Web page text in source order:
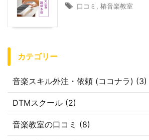
口コミ 椿音楽教室
カテゴリー
音楽スキル外注・依頼 (ココナラ) (3)
DTMスクール (2)
音楽教室の口コミ (8)